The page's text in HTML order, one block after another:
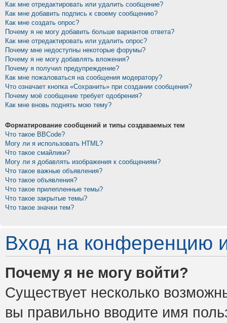
Как мне отредактировать или удалить сообщение?
Как мне добавить подпись к своему сообщению?
Как мне создать опрос?
Почему я не могу добавить больше вариантов ответа?
Как мне отредактировать или удалить опрос?
Почему мне недоступны некоторые форумы?
Почему я не могу добавлять вложения?
Почему я получил предупреждение?
Как мне пожаловаться на сообщения модератору?
Что означает кнопка «Сохранить» при создании сообщения?
Почему моё сообщение требует одобрения?
Как мне вновь поднять мою тему?
Форматирование сообщений и типы создаваемых тем
Что такое BBCode?
Могу ли я использовать HTML?
Что такое смайлики?
Могу ли я добавлять изображения к сообщениям?
Что такое важные объявления?
Что такое объявления?
Что такое прилепленные темы?
Что такое закрытые темы?
Что такое значки тем?
Вход на конференцию
Почему я не могу войти?
Существует несколько
вы правильно вводите имя